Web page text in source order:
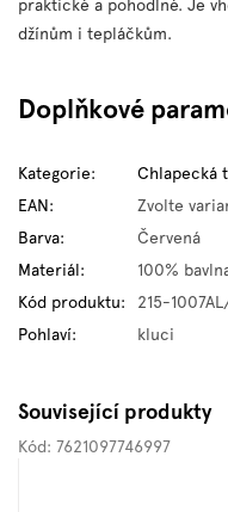
praktické a pohodlné. Je
džínům i tepláčkům.
Doplňkové
Kategorie:
Chlapecká
EAN:
Zvolte
Barva:
Červená
Materiál:
100%
Kód produktu:
215-
Pohlaví: kluci
Související produkty
Kód: 7621097746997